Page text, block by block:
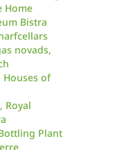
Home
Bistra
novads,
Houses of
Royal
Plant